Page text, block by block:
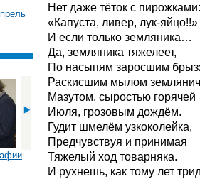
Нет даже тёток с пирожками:
«Капуста, ливер, лук-яйцо!!»
И если только земляника…
Да, земляника тяжелеет,
По насыпям заросшим
Раскисшим мылом
Мазутом, сыростью горячей
Июля, грозовым дождём.
Гудит шмелём узкоколейка,
Предчувствуя и принимая
Тяжелый ход товарняка.
И рухнешь, как тому лет